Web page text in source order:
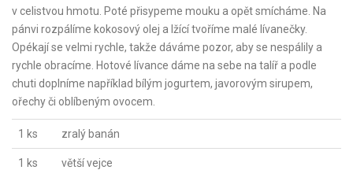
v celistvou hmotu. Poté přisypeme mouku a opět smícháme. Na
pánvi rozpálíme kokosový olej a lžící tvoříme malé lívanečky.
Opékají se velmi rychle, takže dáváme pozor, aby se nespálily a
rychle obracíme. Hotové lívance dáme na sebe na talíř a podle
chuti doplníme například bílým jogurtem, javorovým sirupem,
ořechy či oblíbeným ovocem.
1 ks zralý banán
1 ks větší vejce